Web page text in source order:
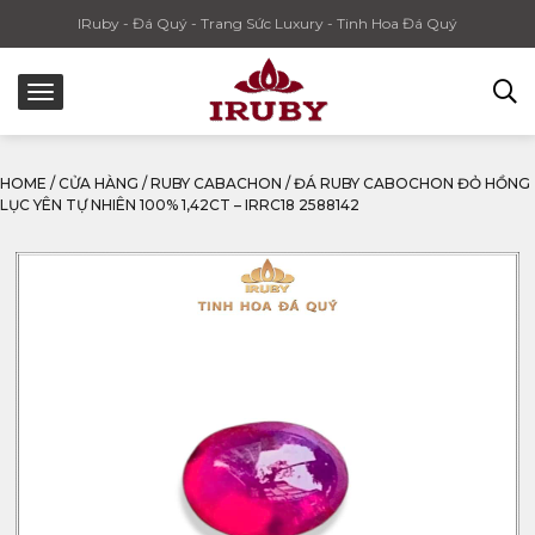
IRuby - Đá Quý - Trang Sức Luxury - Tinh Hoa Đá Quý
HOME / CỬA HÀNG / RUBY CABACHON / ĐÁ RUBY CABOCHON ĐỎ HỒNG
LỤC YÊN TỰ NHIÊN 100% 1,42CT – IRRC18 2588142